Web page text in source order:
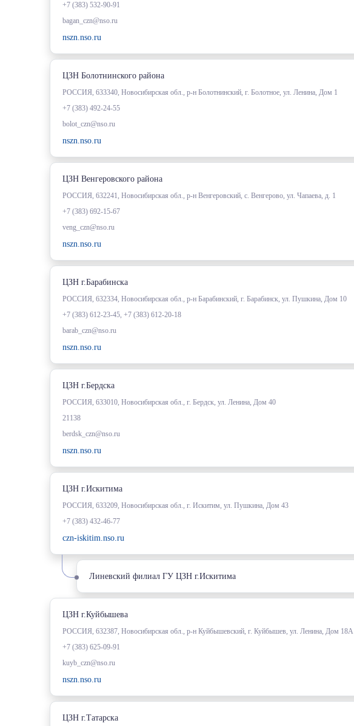
+7 (383) 532-90-91
bagan_czn@nso.ru
nszn.nso.ru
ЦЗН Болотнинского района
РОССИЯ, 633340, Новосибирская обл., р-н Болотнинский, г. Болотное, ул. Ленина, Дом 1
+7 (383) 492-24-55
bolot_czn@nso.ru
nszn.nso.ru
ЦЗН Венгеровского района
РОССИЯ, 632241, Новосибирская обл., р-н Венгеровский, с. Венгерово, ул. Чапаева, д. 1
+7 (383) 692-15-67
veng_czn@nso.ru
nszn.nso.ru
ЦЗН г.Барабинска
РОССИЯ, 632334, Новосибирская обл., р-н Барабинский, г. Барабинск, ул. Пушкина, Дом 10
+7 (383) 612-23-45, +7 (383) 612-20-18
barab_czn@nso.ru
nszn.nso.ru
ЦЗН г.Бердска
РОССИЯ, 633010, Новосибирская обл., г. Бердск, ул. Ленина, Дом 40
21138
berdsk_czn@nso.ru
nszn.nso.ru
ЦЗН г.Искитима
РОССИЯ, 633209, Новосибирская обл., г. Искитим, ул. Пушкина, Дом 43
+7 (383) 432-46-77
czn-iskitim.nso.ru
Линевский филиал ГУ ЦЗН г.Искитима
ЦЗН г.Куйбышева
РОССИЯ, 632387, Новосибирская обл., р-н Куйбышевский, г. Куйбышев, ул. Ленина, Дом 18А
+7 (383) 625-09-91
kuyb_czn@nso.ru
nszn.nso.ru
ЦЗН г.Татарска